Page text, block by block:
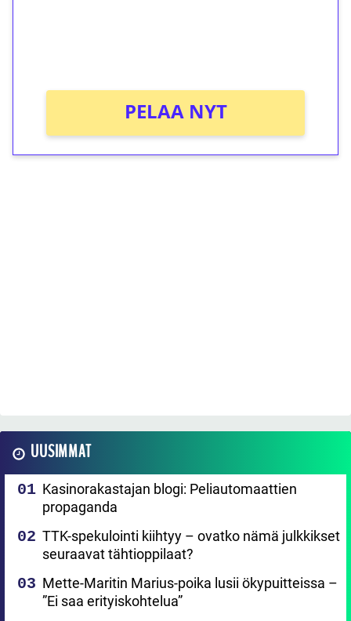
PELAA NYT
UUSIMMAT
Kasinorakastajan blogi: Peliautomaattien
propaganda
TTK-spekulointi kiihtyy – ovatko nämä julkkikset
seuraavat tähtioppilaat?
Mette-Maritin Marius-poika lusii ökypuitteissa –
”Ei saa erityiskohtelua”